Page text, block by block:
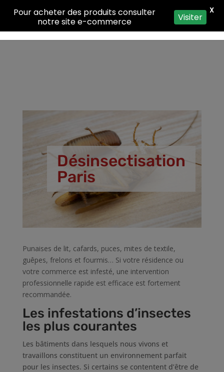
Désinsectisation
Paris
Punaises de lit, cafards, puces, mites de textile,
guêpes, frelons et fourmis… Si votre résidence ou
votre commerce est infesté, une intervention
professionnelle rapide est efficace est fortement
recommandée.
Les infestations d’insectes
les plus courantes
Les bâtiments dans lesquels nous vivons et
travaillons constituent un environnement parfait
pour les insectes. Si certains se contentent d’être de
Pour acheter des produits consulter
notre site e-commerce
Visiter
X